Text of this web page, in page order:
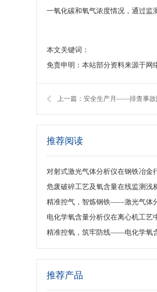
一氧化碳和氧气浓度情况，通过监
本文关键词：
免责申明：本站部分资料来源于网
上一篇：安全生产月——排查事故
推荐阅读
推荐产品